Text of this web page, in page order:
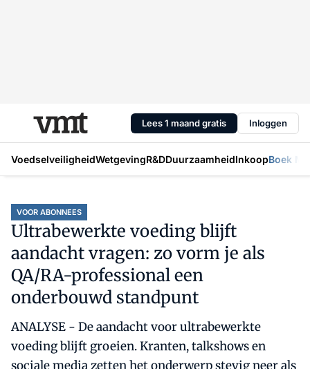
Lees 1 maand gratis Inloggen
VoedselveiligheidWetgevingR&DDuurzaamheidInkoopBoek
VOOR ABONNEES
Ultrabewerkte voeding blijft
aandacht vragen: zo vorm je als
QA/RA-professional een
onderbouwd standpunt
ANALYSE - De aandacht voor ultrabewerkte
voeding blijft groeien. Kranten, talkshows en
sociale media zetten het onderwerp stevig neer als